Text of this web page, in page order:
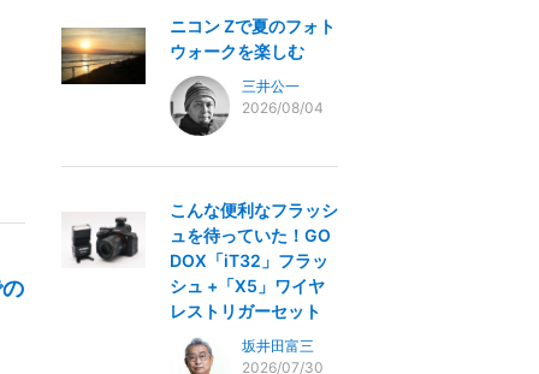
ニコン Zで夏のフォト
ウォークを楽しむ
三井公一
2026/08/04
こんな便利なフラッシ
ュを待っていた！GO
DOX「iT32」フラッ
シュ +「X5」ワイヤ
レストリガーセット
坂井田富三
2026/07/30